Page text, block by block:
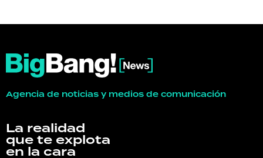
Agencia de noticias y medios de comunicación
La realidad
que te explota
en la cara